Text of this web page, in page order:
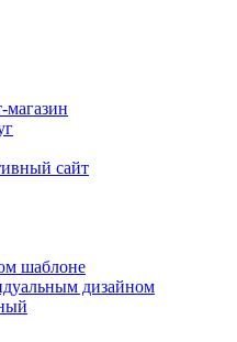
магазин
сайт
шаблоне
дизайном